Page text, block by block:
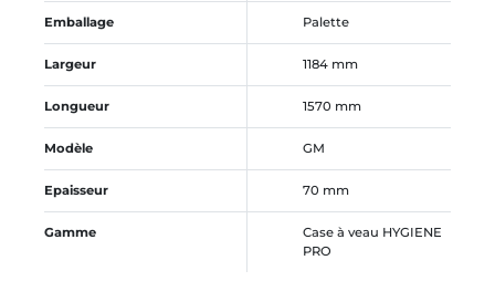
Emballage Palette
Largeur 1184 mm
Longueur 1570 mm
Modèle GM
Epaisseur 70 mm
Gamme
Case à veau HYGIENE
PRO